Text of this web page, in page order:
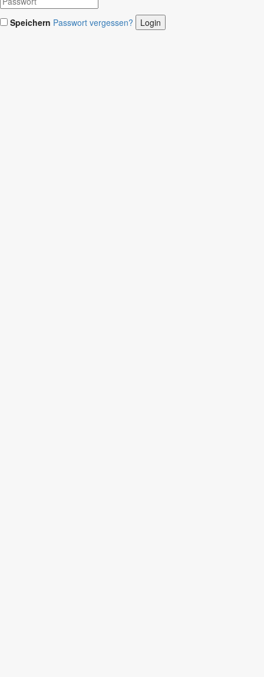
Speichern Passwort vergessen?